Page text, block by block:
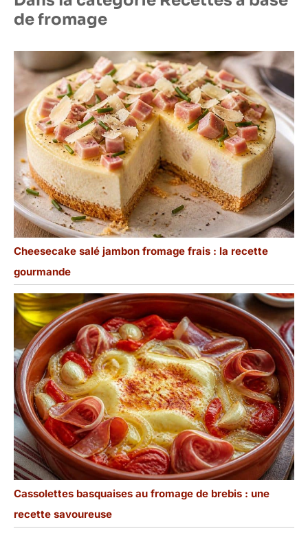
marque vancasso a pour
de notre service
de fromage
Cheesecake salé jambon fromage frais : la recette
gourmande
Cassolettes basquaises au fromage de brebis : une
recette savoureuse